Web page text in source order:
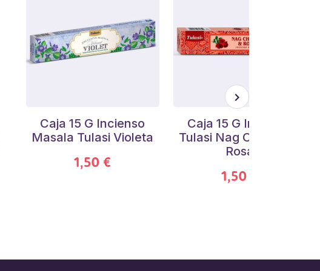
Caja 15 G Incienso
Masala Tulasi Violeta
1,50 €
Caja 15 G Incienso
Tulasi Nag Champa y
Rosa
1,50 €